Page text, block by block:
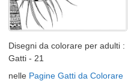
Disegni da colorare per adulti :
Gatti - 21
nelle Pagine Gatti da Colorare